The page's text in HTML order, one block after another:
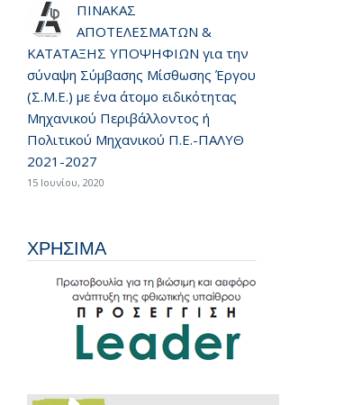
ΠΙΝΑΚΑΣ
ΑΠΟΤΕΛΕΣΜΑΤΩΝ &
ΚΑΤΑΤΑΞΗΣ ΥΠΟΨΗΦΙΩΝ για την
σύναψη Σύμβασης Μίσθωσης Έργου
(Σ.Μ.Ε.) με ένα άτομο ειδικότητας
Μηχανικού Περιβάλλοντος ή
Πολιτικού Μηχανικού Π.Ε.-ΠΑΛΥΘ
2021-2027
15 Ιουνίου, 2020
ΧΡΗΣΙΜΑ